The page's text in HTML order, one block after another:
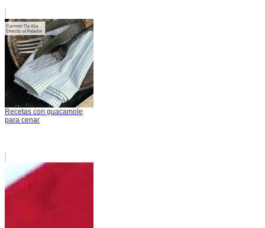
Recetas con guacamole
para cenar